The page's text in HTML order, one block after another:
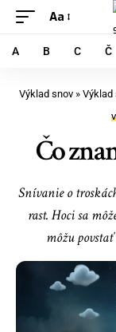
Aa
A B C Č
Výklad snov » Výklad
Čo
Snívanie o
rast. Hoci sa
môžu